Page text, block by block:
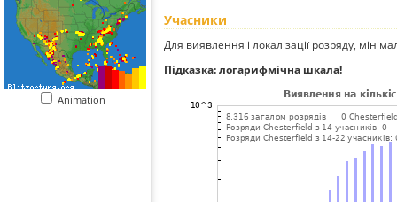
Animation
Учасники
Для виявлення і локалізації розряду,
Підказка: логарифмічна шкала!